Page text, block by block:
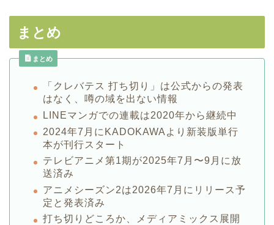
まとめ
まとめ
「クレバテス 打ち切り」は公式からの発表
はなく、噂の域を出ない情報
LINEマンガでの連載は2020年から継続中
2024年7月にKADOKAWAより新装版単行
本が刊行スタート
テレビアニメ第1期が2025年7月〜9月に放
送済み
アニメシーズン2は2026年7月にリリース予
定と発表済み
打ち切りどころか、メディアミックス展開